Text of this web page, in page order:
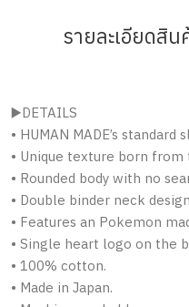
รายละเอียดสิน
▶️DETAILS
• HUMAN MADE’s standard
• Unique texture born from
• Rounded body with no
• Double binder neck
• Features an Pokemon
• Single heart logo on the
• 100% cotton.
• Made in Japan.